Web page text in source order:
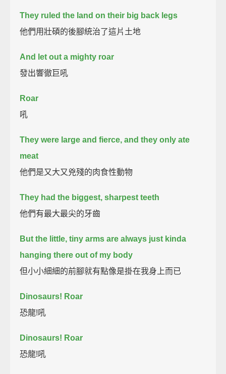
They ruled the land on their big back legs
他們用壯碩的後腳統治了這片土地
And let out a mighty roar
發出響徹巨吼
Roar
吼
They were large and fierce, and they only ate
meat
他們是又大又兇殘的肉食性動物
They had the biggest, sharpest teeth
他們有最大最尖的牙齒
But the little, tiny arms are always just kinda
hanging there out of my body
但小小細細的前腳就有點像是掛在我身上而已
Dinosaurs! Roar
恐龍!吼
Dinosaurs! Roar
恐龍!吼